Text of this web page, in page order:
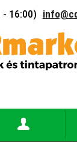
- 16:00)